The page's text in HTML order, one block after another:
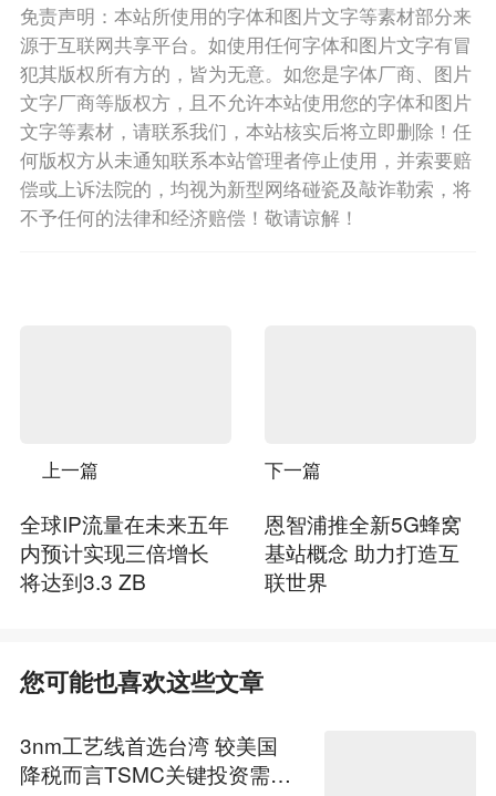
免责声明：本站所使用的字体和图片文字等素材部分来
源于互联网共享平台。如使用任何字体和图片文字有冒
犯其版权所有方的，皆为无意。如您是字体厂商、图片
文字厂商等版权方，且不允许本站使用您的字体和图片
文字等素材，请联系我们，本站核实后将立即删除！任
何版权方从未通知联系本站管理者停止使用，并索要赔
偿或上诉法院的，均视为新型网络碰瓷及敲诈勒索，将
不予任何的法律和经济赔偿！敬请谅解！
上一篇
全球IP流量在未来五年
内预计实现三倍增长
将达到3.3 ZB
下一篇
恩智浦推全新5G蜂窝
基站概念 助力打造互
联世界
您可能也喜欢这些文章
3nm工艺线首选台湾 较美国
降税而言TSMC关键投资需考